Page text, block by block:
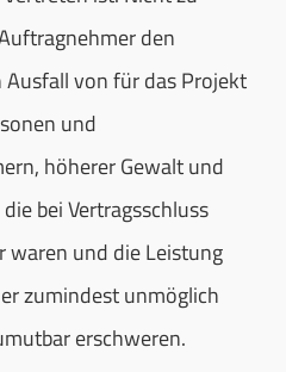
den
von für das Projekt
und
höherer Gewalt und
bei Vertragsschluss
waren und die Leistung
zumindest unmöglich
erschweren.